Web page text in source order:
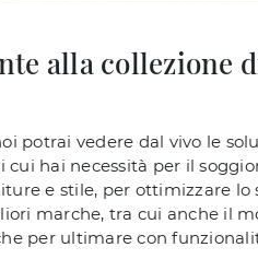
alla collezione
potrai vedere dal vivo le
hai necessità per il
e stile, per ottimizzare lo
marche, tra cui anche il
per ultimare con